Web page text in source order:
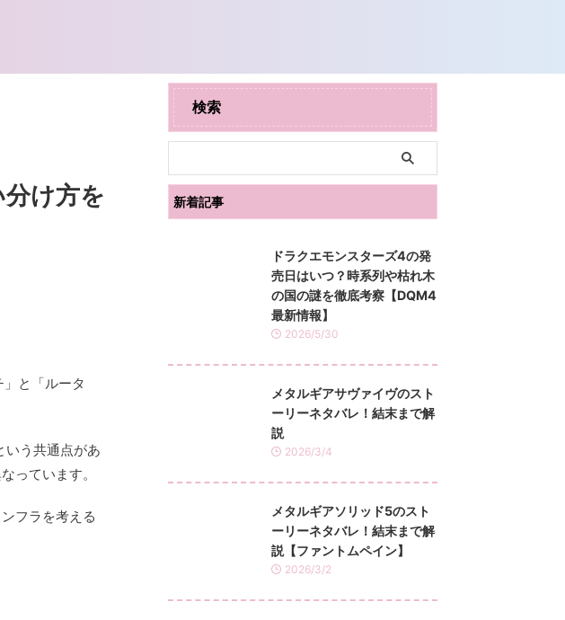
け方を
と「ルータ
いう共通点があ
っています。
フラを考える
検索
新着記事
ドラクエモンスターズ4の発
売日はいつ？時系列や枯れ木
の国の謎を徹底考察【DQM4
最新情報】
2026/5/30
メタルギアサヴァイヴのスト
ーリーネタバレ！結末まで解
説
2026/3/4
メタルギアソリッド5のスト
ーリーネタバレ！結末まで解
説【ファントムペイン】
2026/3/2